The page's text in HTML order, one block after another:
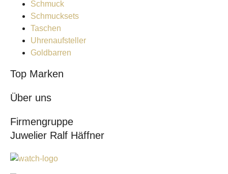
Schmuck
Schmucksets
Taschen
Uhrenaufsteller
Goldbarren
Top Marken
Über uns
Firmengruppe
Juwelier Ralf Häffner